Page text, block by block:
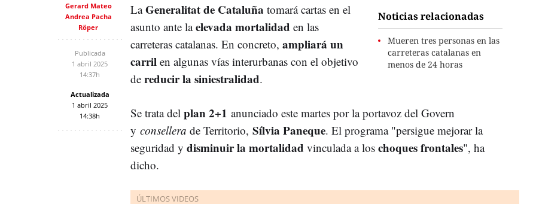
Gerard Mateo
Andrea Pacha
Röper
Publicada
1 abril 2025
14:37h
Actualizada
1 abril 2025
14:38h
Noticias relacionadas
Mueren tres personas en las
carreteras catalanas en
menos de 24 horas
LaGeneralitat de Cataluña tomará cartas en el
asunto ante laelevada mortalidad en las
carreteras catalanas. En concreto, ampliará un
carril en algunas vías interurbanas con el objetivo
de reducir la siniestralidad.
Se trata del plan 2+1 anunciado este martes por la portavoz del Govern
y consellera de Territorio, Sílvia Paneque. El programa "persigue mejorar la
seguridad y disminuir la mortalidad vinculada a los choques frontales", ha
dicho.